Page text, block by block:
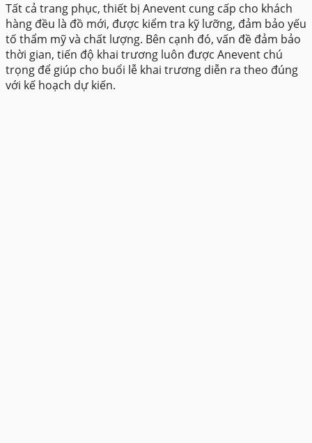
Tất cả trang phục, thiết bị Anevent cung cấp cho khách
hàng đều là đồ mới, được kiểm tra kỹ lưỡng, đảm bảo yếu
tố thẩm mỹ và chất lượng. Bên cạnh đó, vấn đề đảm bảo
thời gian, tiến độ khai trương luôn được Anevent chú
trọng để giúp cho buổi lễ khai trương diễn ra theo đúng
với kế hoạch dự kiến.